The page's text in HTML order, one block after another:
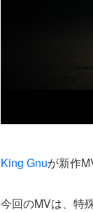
King Gnuが新作
今回のMVは、特